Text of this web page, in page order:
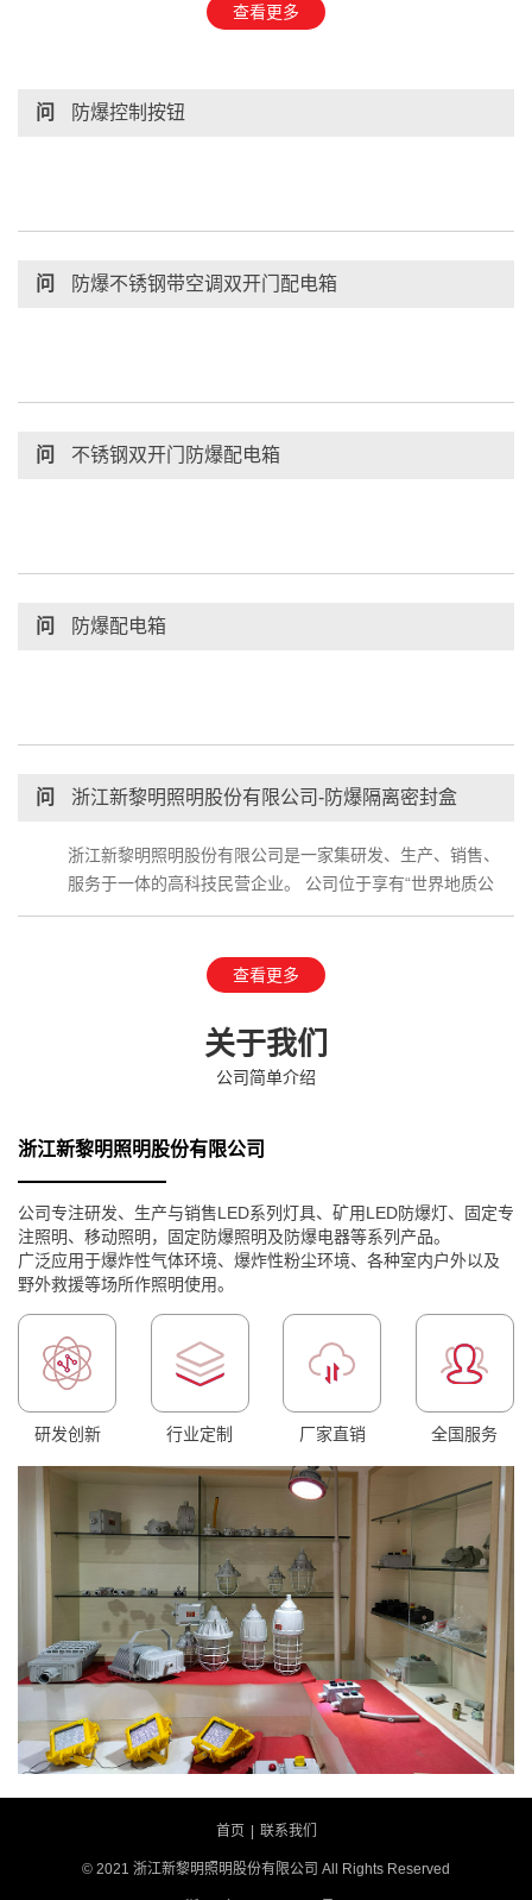
查看更多
问 防爆控制按钮
问 防爆不锈钢带空调双开门配电箱
问 不锈钢双开门防爆配电箱
问 防爆配电箱
问 浙江新黎明照明股份有限公司-防爆隔离密封盒
浙江新黎明照明股份有限公司是一家集研发、生产、销售、
服务于一体的高科技民营企业。 公司位于享有“世界地质公
园”、国家AAAAA级…
查看更多
关于我们
公司简单介绍
浙江新黎明照明股份有限公司
公司专注研发、生产与销售LED系列灯具、矿用LED防爆灯、固定专
注照明、移动照明，固定防爆照明及防爆电器等系列产品。
广泛应用于爆炸性气体环境、爆炸性粉尘环境、各种室内户外以及
野外救援等场所作照明使用。
研发创新 行业定制 厂家直销 全国服务
首页 联系我们
© 2021 浙江新黎明照明股份有限公司 All Rights Reserved